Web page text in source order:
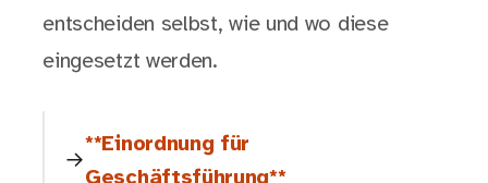
entscheiden selbst, wie und wo diese
eingesetzt werden.
**Einordnung für
Geschäftsführung**